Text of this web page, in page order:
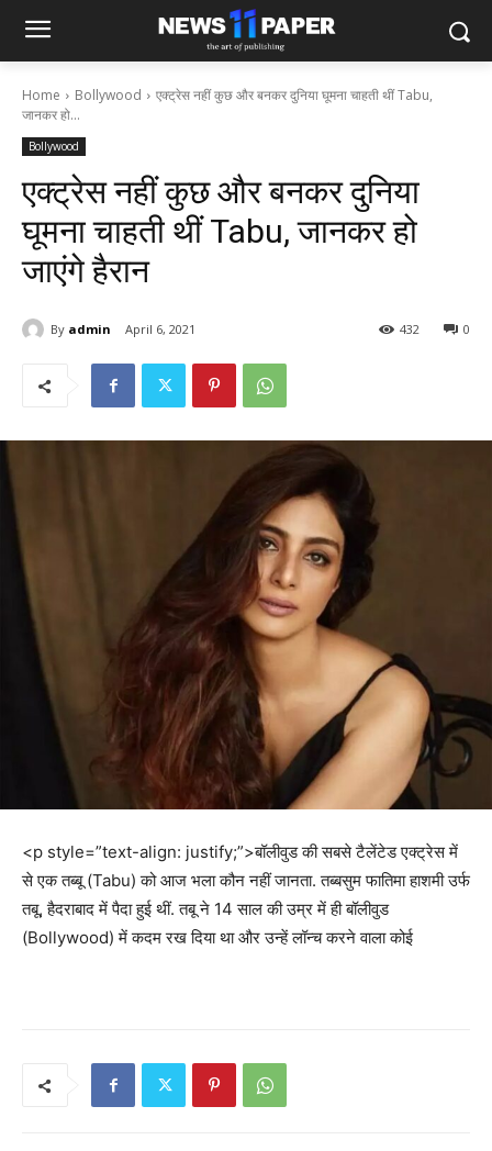
Home Bollywood
एक्‍ट्रेस नहीं कुछ और बनकर दुनिया घूमना चाहती थीं Tabu,
जानकर हो...
Bollywood
एक्‍ट्रेस नहीं कुछ और बनकर दुनिया
घूमना चाहती थीं Tabu, जानकर हो
जाएंगे हैरान
By admin April 6, 2021 0
432
<p style=”text-align: justify;”>बॉलीवुड की सबसे टैलेंटेड एक्‍ट्रेस में
से एक तब्‍बू (Tabu) को आज भला कौन नहीं जानता. तब्बसुम फातिमा हाशमी उर्फ
तबू, हैदराबाद में पैदा हुई थीं. तबू ने 14 साल की उम्र में ही बॉलीवुड
(Bollywood) में कदम रख दिया था और उन्हें लॉन्च करने वाला कोई